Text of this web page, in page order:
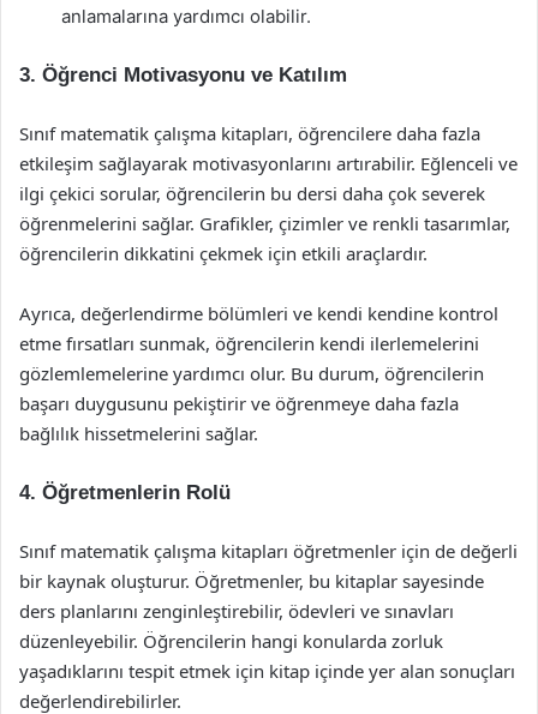
anlamalarına yardımcı olabilir.
3. Öğrenci Motivasyonu ve Katılım
Sınıf matematik çalışma kitapları, öğrencilere daha fazla
etkileşim sağlayarak motivasyonlarını artırabilir. Eğlenceli ve
ilgi çekici sorular, öğrencilerin bu dersi daha çok severek
öğrenmelerini sağlar. Grafikler, çizimler ve renkli tasarımlar,
öğrencilerin dikkatini çekmek için etkili araçlardır.
Ayrıca, değerlendirme bölümleri ve kendi kendine kontrol
etme fırsatları sunmak, öğrencilerin kendi ilerlemelerini
gözlemlemelerine yardımcı olur. Bu durum, öğrencilerin
başarı duygusunu pekiştirir ve öğrenmeye daha fazla
bağlılık hissetmelerini sağlar.
4. Öğretmenlerin Rolü
Sınıf matematik çalışma kitapları öğretmenler için de değerli
bir kaynak oluşturur. Öğretmenler, bu kitaplar sayesinde
ders planlarını zenginleştirebilir, ödevleri ve sınavları
düzenleyebilir. Öğrencilerin hangi konularda zorluk
yaşadıklarını tespit etmek için kitap içinde yer alan sonuçları
değerlendirebilirler.